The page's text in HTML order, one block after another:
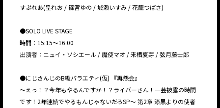
すぷれあ(皇れお / 篠宮ゆの / 城瀬いすみ / 花籠つばさ)
●SOLO LIVE STAGE
時間：15:15〜16:00
出演者：ニュイ・ソシエール / 魔使マオ / 来栖夏芽 / 弦月藤士郎
●にじさんじのB級バラエティ(仮) 『再怨会』
〜えっ！？今年もやるんですか！？ライバーさん！一芸披露の時間
です！2年連続でやるもんじゃないだろSP〜 第2章 漆黒よりの使者